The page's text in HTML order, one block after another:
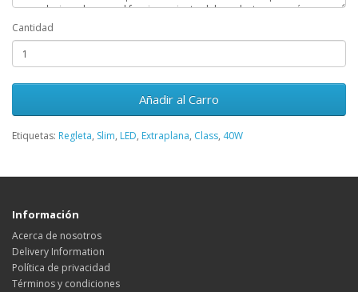
Cantidad
Añadir al Carro
Etiquetas: Regleta, Slim, LED, Extraplana, Class, 40W
Información
Acerca de nosotros
Delivery Information
Política de privacidad
Términos y condiciones